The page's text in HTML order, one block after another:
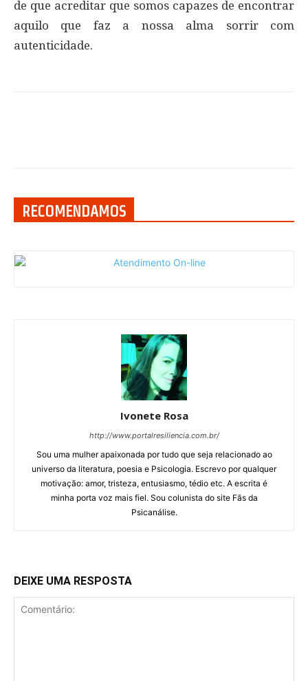
de que acreditar que somos capazes de encontrar
aquilo que faz a nossa alma sorrir com
autenticidade.
RECOMENDAMOS
Ivonete Rosa
http://www.portalresiliencia.com.br/
Sou uma mulher apaixonada por tudo que seja relacionado ao
universo da literatura, poesia e Psicologia. Escrevo por qualquer
motivação: amor, tristeza, entusiasmo, tédio etc. A escrita é
minha porta voz mais fiel. Sou colunista do site Fãs da
Psicanálise.
DEIXE UMA RESPOSTA